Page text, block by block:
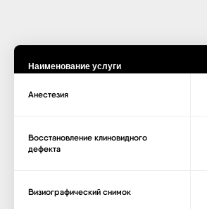
Наименование услуги
Анестезия
Восстановление клиновидного
дефекта
Визиографический снимок